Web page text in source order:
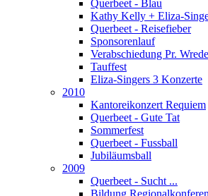
Querbeet - Blau
Kathy Kelly + Eliza-
Querbeet - Reisefieber
Sponsorenlauf
Verabschiedung Pr. Wrede
Tauffest
Eliza-Singers 3 Konzerte
2010
Kantoreikonzert Requiem
Querbeet - Gute Tat
Sommerfest
Querbeet - Fussball
Jubiläumsball
2009
Querbeet - Sucht ...
Bildung